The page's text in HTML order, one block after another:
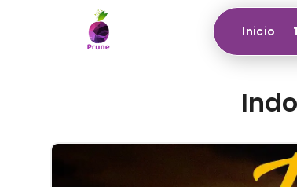
Inicio